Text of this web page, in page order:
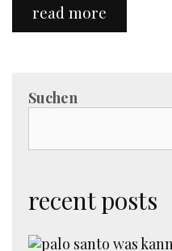
read more
Top
ein
Gehalt
Suchen
recent posts